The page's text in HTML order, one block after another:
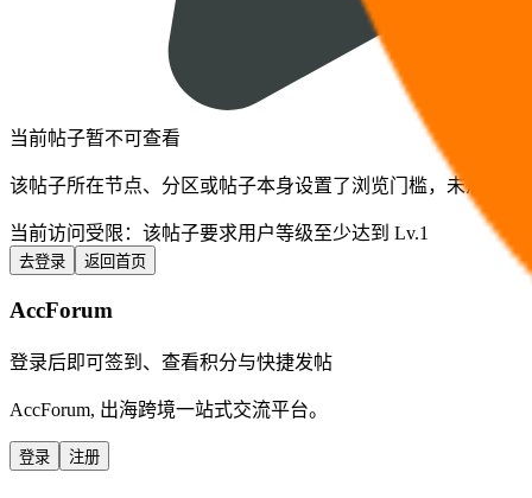
当前帖子暂不可查看
该帖子所在节点、分区或帖子本身设置了浏览门槛，未满足
当前访问受限： 该帖子要求用户等级至少达到 Lv.1
去登录 返回首页
AccForum
登录后即可签到、查看积分与快捷发帖
AccForum, 出海跨境一站式交流平台。
登录 注册